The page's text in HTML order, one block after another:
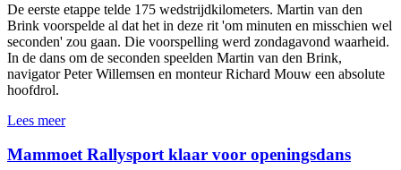
De eerste etappe telde 175 wedstrijdkilometers. Martin van den
Brink voorspelde al dat het in deze rit 'om minuten en misschien wel
seconden' zou gaan. Die voorspelling werd zondagavond waarheid.
In de dans om de seconden speelden Martin van den Brink,
navigator Peter Willemsen en monteur Richard Mouw een absolute
hoofdrol.
Lees meer
Mammoet Rallysport klaar voor openingsdans